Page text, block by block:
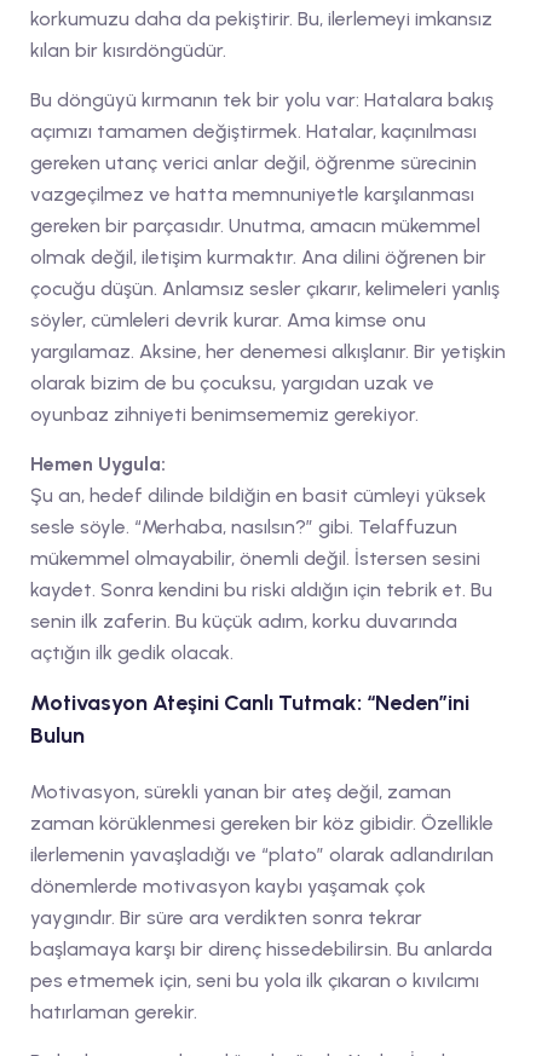
korkumuzu daha da pekiştirir. Bu, ilerlemeyi imkansız
kılan bir kısırdöngüdür.
Bu döngüyü kırmanın tek bir yolu var: Hatalara bakış
açımızı tamamen değiştirmek. Hatalar, kaçınılması
gereken utanç verici anlar değil, öğrenme sürecinin
vazgeçilmez ve hatta memnuniyetle karşılanması
gereken bir parçasıdır. Unutma, amacın mükemmel
olmak değil, iletişim kurmaktır. Ana dilini öğrenen bir
çocuğu düşün. Anlamsız sesler çıkarır, kelimeleri yanlış
söyler, cümleleri devrik kurar. Ama kimse onu
yargılamaz. Aksine, her denemesi alkışlanır. Bir yetişkin
olarak bizim de bu çocuksu, yargıdan uzak ve
oyunbaz zihniyeti benimsememiz gerekiyor.
Hemen Uygula:
Şu an, hedef dilinde bildiğin en basit cümleyi yüksek
sesle söyle. “Merhaba, nasılsın?” gibi. Telaffuzun
mükemmel olmayabilir, önemli değil. İstersen sesini
kaydet. Sonra kendini bu riski aldığın için tebrik et. Bu
senin ilk zaferin. Bu küçük adım, korku duvarında
açtığın ilk gedik olacak.
Motivasyon Ateşini Canlı Tutmak: “Neden”ini
Bulun
Motivasyon, sürekli yanan bir ateş değil, zaman
zaman körüklenmesi gereken bir köz gibidir. Özellikle
ilerlemenin yavaşladığı ve “plato” olarak adlandırılan
dönemlerde motivasyon kaybı yaşamak çok
yaygındır. Bir süre ara verdikten sonra tekrar
başlamaya karşı bir direnç hissedebilirsin. Bu anlarda
pes etmemek için, seni bu yola ilk çıkaran o kıvılcımı
hatırlaman gerekir.